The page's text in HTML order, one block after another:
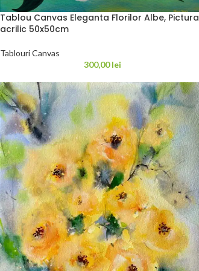
Tablou Canvas Eleganta Florilor Albe, Pictura
acrilic 50x50cm
Tablouri Canvas
300,00lei